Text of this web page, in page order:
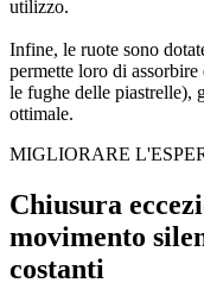
utilizzo.
Infine, le ruote sono
permette loro di
le fughe delle piastrelle),
ottimale.
MIGLIORARE
Chiusura
movimento
costanti